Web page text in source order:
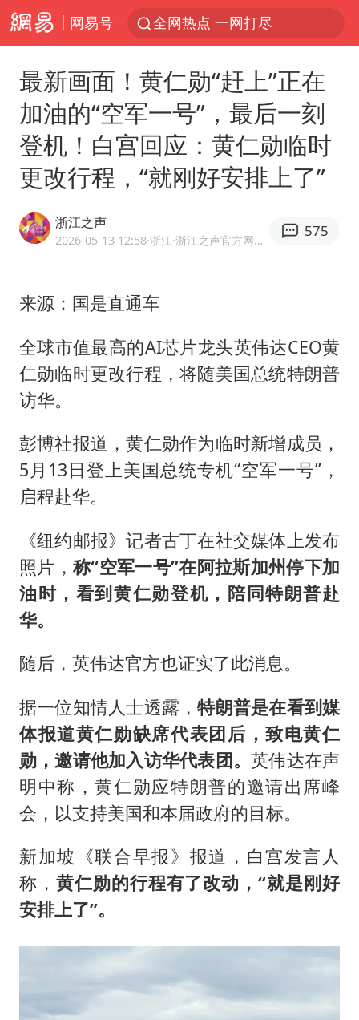
网易号 全网热点 一网打尽
最新画面！黄仁勋“赶上”正在
加油的“空军一号”，最后一刻
登机！白宫回应：黄仁勋临时
更改行程，“就刚好安排上了”
浙江之声
2026-05-13 12:58·浙江 ·浙江之声官方网易号
575
来源：国是直通车
全球市值最高的AI芯片龙头英伟达CEO黄
仁勋临时更改行程，将随美国总统特朗普
访华。
彭博社报道，黄仁勋作为临时新增成员，
5月13日登上美国总统专机“空军一号”，
启程赴华。
《纽约邮报》记者古丁在社交媒体上发布
照片， 称“空军一号”在阿拉斯加州停下加
油时，看到黄仁勋登机，陪同特朗普赴
华。
随后，英伟达官方也证实了此消息。
据一位知情人士透露，特朗普是在看到媒
体报道黄仁勋缺席代表团后，致电黄仁
勋，邀请他加入访华代表团。英伟达在声
明中称，黄仁勋应特朗普的邀请出席峰
会，以支持美国和本届政府的目标。
新加坡《联合早报》报道，白宫发言人
称， 黄仁勋的行程有了改动，“就是刚好
安排上了”。